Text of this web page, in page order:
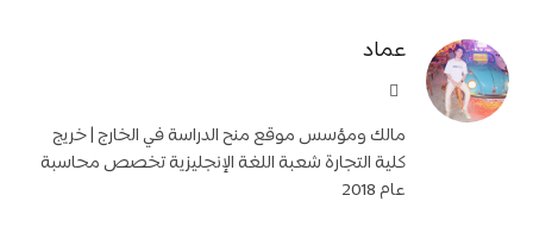
عماد
مالك ومؤسس موقع منح الدراسة في الخارج | خريج
كلية التجارة شعبة اللغة الإنجليزية تخصص محاسبة
عام 2018